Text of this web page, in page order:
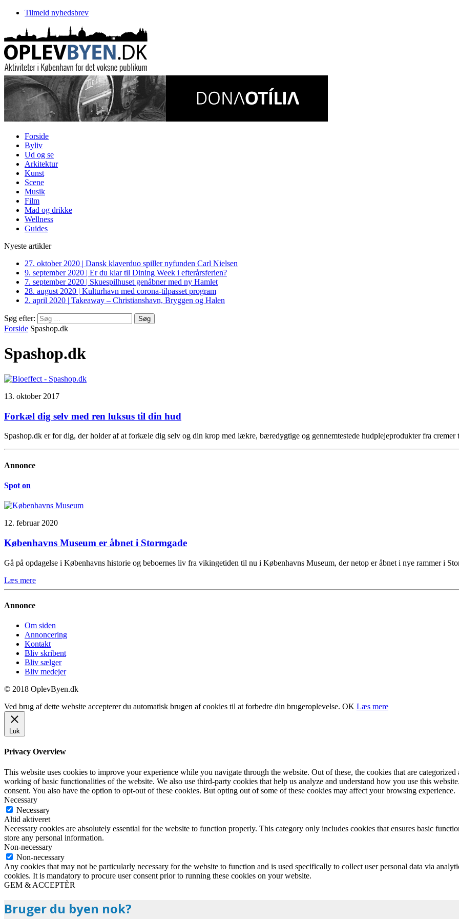
Tilmeld nyhedsbrev
Forside
Byliv
Ud og se
Arkitektur
Kunst
Scene
Musik
Film
Mad og drikke
Wellness
Guides
Nyeste artikler
27. oktober 2020 | Dansk klaverduo spiller nyfunden Carl Nielsen
9. september 2020 | Er du klar til Dining Week i efterårsferien?
7. september 2020 | Skuespilhuset genåbner med ny Hamlet
28. august 2020 | Kulturhavn med corona-tilpasset program
2. april 2020 | Takeaway – Christianshavn, Bryggen og Halen
Søg efter:
Forside Spashop.dk
Spashop.dk
13. oktober 2017
Forkæl dig selv med ren luksus til din hud
Spashop.dk er for dig, der holder af at forkæle dig selv og din krop med lækre, bæredygtige og gennemtestede hudplejeprodukter fra
Annonce
Spot on
12. februar 2020
Københavns Museum er åbnet i Stormgade
Gå på opdagelse i Københavns historie og beboernes liv fra vikingetiden til nu i Københavns Museum, der netop er åbnet i nye rammer i
Læs mere
Annonce
Om siden
Annoncering
Kontakt
Bliv skribent
Bliv sælger
Bliv medejer
© 2018 OplevByen.dk
Ved brug af dette website accepterer du automatisk brugen af cookies til at forbedre din brugeroplevelse. OK Læs mere
Luk
Privacy Overview
This website uses cookies to improve your experience while you navigate through the website. Out of these, the cookies that are categorized
working of basic functionalities of the website. We also use third-party cookies that help us analyze and understand how you use this
consent. You also have the option to opt-out of these cookies. But opting out of some of these cookies may affect your browsing experience.
Necessary
Necessary
Altid aktiveret
Necessary cookies are absolutely essential for the website to function properly. This category only includes cookies that ensures basic
store any personal information.
Non-necessary
Non-necessary
Any cookies that may not be particularly necessary for the website to function and is used specifically to collect user personal data via
cookies. It is mandatory to procure user consent prior to running these cookies on your website.
GEM & ACCEPTÈR
Bruger du byen nok?